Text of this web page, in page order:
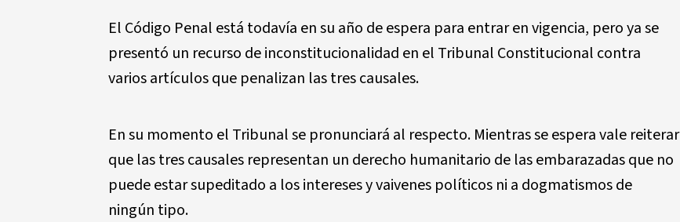
El Código Penal está todavía en su año de espera para entrar en vigencia, pero ya se
presentó un recurso de inconstitucionalidad en el Tribunal Constitucional contra
varios artículos que penalizan las tres causales.
En su momento el Tribunal se pronunciará al respecto. Mientras se espera vale reiterar
que las tres causales representan un derecho humanitario de las embarazadas que no
puede estar supeditado a los intereses y vaivenes políticos ni a dogmatismos de
ningún tipo.